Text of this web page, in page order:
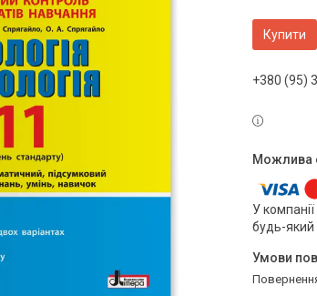
Купити
+380 (95)
У
будь-який